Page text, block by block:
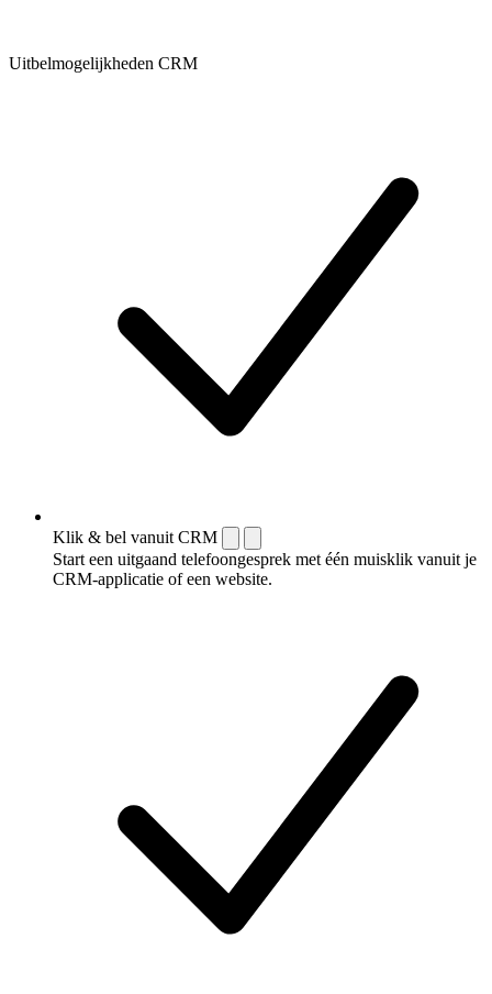
Uitbelmogelijkheden CRM
Klik & bel vanuit CRM
Start een uitgaand telefoongesprek met één muisklik vanuit je
CRM-applicatie of een website.